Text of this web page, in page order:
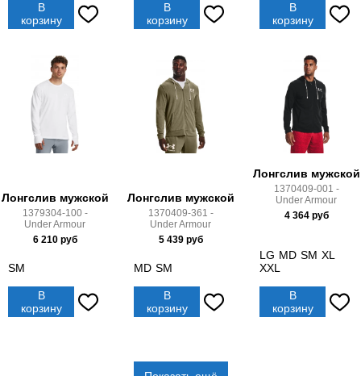
В
корзину
В
корзину
В
корзину
Лонгслив мужской
1379304-100 -
Under Armour
6 210руб
SM
В
корзину
Лонгслив мужской
1370409-361 -
Under Armour
5 439руб
MD SM
В
корзину
Лонгслив мужской
1370409-001 -
Under Armour
4 364руб
LG MD SM XL
XXL
В
корзину